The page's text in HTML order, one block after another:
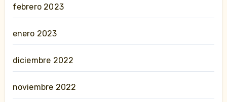
febrero 2023
enero 2023
diciembre 2022
noviembre 2022